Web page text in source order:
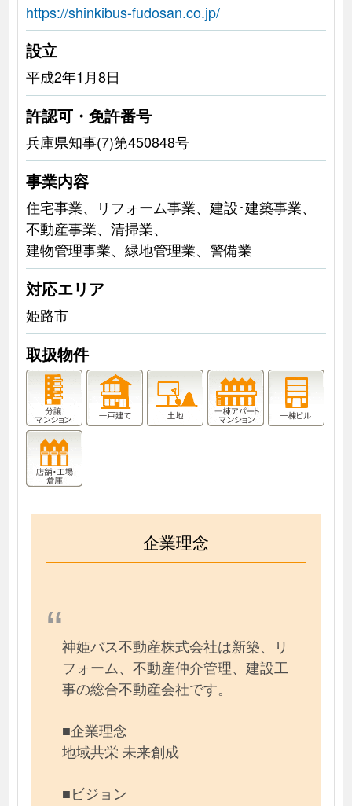
https://shinkibus-fudosan.co.jp/
設立
平成2年1月8日
許認可・免許番号
兵庫県知事(7)第450848号
事業内容
住宅事業、リフォーム事業、建設･建築事業、
不動産事業、清掃業、
建物管理事業、緑地管理業、警備業
対応エリア
姫路市
取扱物件
企業理念
神姫バス不動産株式会社は新築、リ
フォーム、不動産仲介管理、建設工
事の総合不動産会社です。
■企業理念
地域共栄 未来創成
■ビジョン